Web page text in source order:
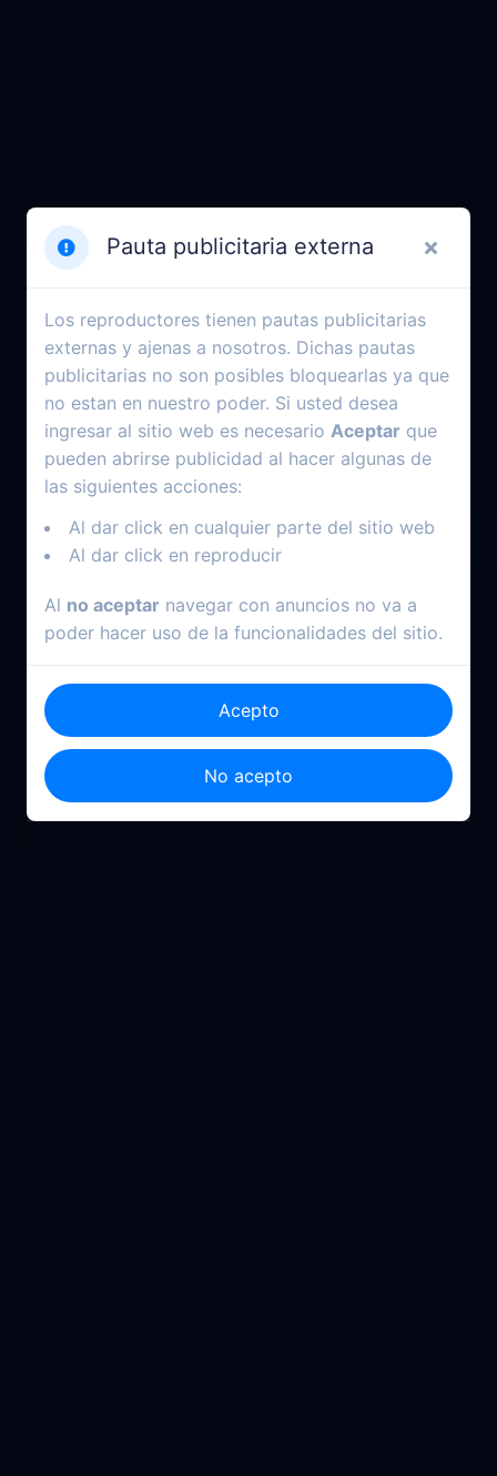
Pauta publicitaria externa
Los reproductores tienen pautas publicitarias
externas y ajenas a nosotros. Dichas pautas
publicitarias no son posibles bloquearlas ya que
no estan en nuestro poder. Si usted desea
ingresar al sitio web es necesario Aceptar que
pueden abrirse publicidad al hacer algunas de
las siguientes acciones:
Al dar click en cualquier parte del sitio web
Al dar click en reproducir
Al no aceptar navegar con anuncios no va a
poder hacer uso de la funcionalidades del sitio.
Acepto
No acepto